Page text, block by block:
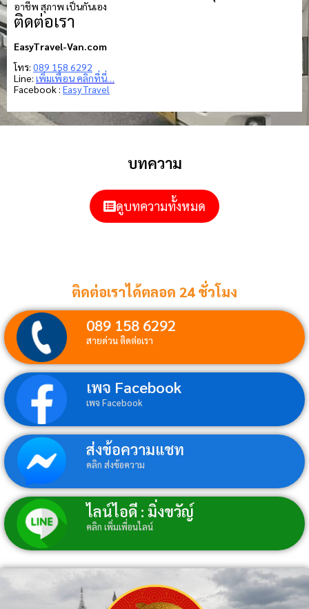
อาชีพ สุภาพ เป็นกันเอง
ติดต่อเรา
EasyTravel-Van.com
โทร: 089 158 6292
Line: เพิ่มเพื่อน คลิกที่นี่…
Facebook : Easy Travel
บทความ
ดูบทความทั้งหมด
ติดต่อเราได้ตลอด 24 ชั่วโมง
089 158 6292
สายด่วน ติดต่อเรา
เพจ Facebook
เพจ Facebook
ส่งข้อความแชท
คลิก ส่งข้อความ
ไลน์ไอดี : มิ่งขวัญ์
คลิก เพิ่มเพื่อนไลน์